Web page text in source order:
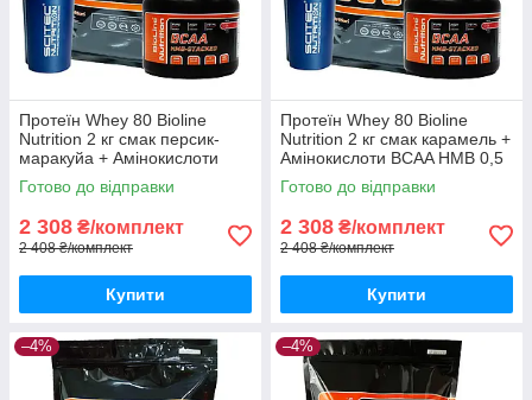
Протеїн Whey 80 Bioline
Nutrition 2 кг смак персик-
маракуйа + Амінокислоти
BCAA HMB 0,5 кг + шейкер
Готово до відправки
2 308 ₴/комплект
2 408 ₴/комплект
Купити
Протеїн Whey 80 Bioline
Nutrition 2 кг смак карамель +
Амінокислоти BCAA HMB 0,5
кг + шейкер
Готово до відправки
2 308 ₴/комплект
2 408 ₴/комплект
Купити
–4% –4%